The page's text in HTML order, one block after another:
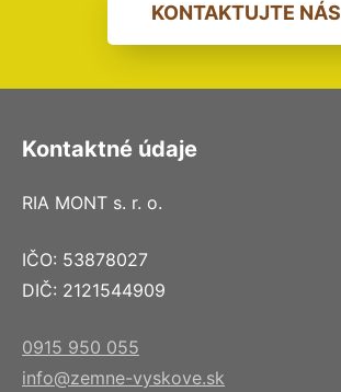
KONTAKTUJTE NÁS
Kontaktné údaje
RIA MONT s. r. o.
IČO: 53878027
DIČ: 2121544909
0915 950 055
info@zemne-vyskove.sk